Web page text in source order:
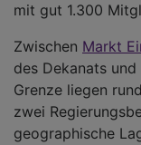
mit gut 1.300
Zwischen Markt
des Dekanats und
Grenze liegen
zwei
geographische